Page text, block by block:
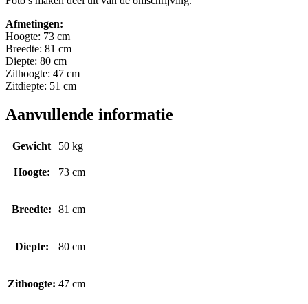
Afmetingen:
Hoogte: 73 cm
Breedte: 81 cm
Diepte: 80 cm
Zithoogte: 47 cm
Zitdiepte: 51 cm
Aanvullende informatie
Gewicht 50 kg
Hoogte: 73 cm
Breedte: 81 cm
Diepte: 80 cm
Zithoogte: 47 cm